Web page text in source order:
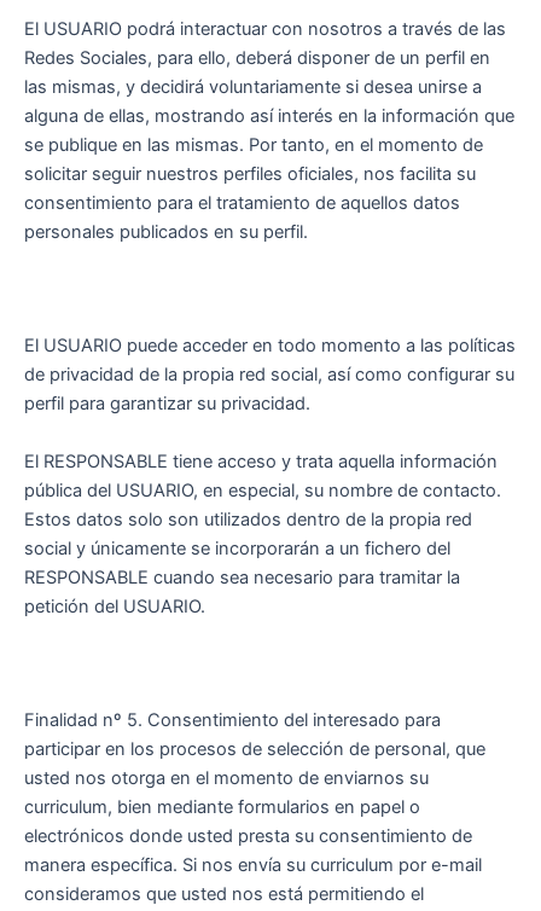
El USUARIO podrá interactuar con nosotros a través de las
Redes Sociales, para ello, deberá disponer de un perfil en
las mismas, y decidirá voluntariamente si desea unirse a
alguna de ellas, mostrando así interés en la información que
se publique en las mismas. Por tanto, en el momento de
solicitar seguir nuestros perfiles oficiales, nos facilita su
consentimiento para el tratamiento de aquellos datos
personales publicados en su perfil.
El USUARIO puede acceder en todo momento a las políticas
de privacidad de la propia red social, así como configurar su
perfil para garantizar su privacidad.
El RESPONSABLE tiene acceso y trata aquella información
pública del USUARIO, en especial, su nombre de contacto.
Estos datos solo son utilizados dentro de la propia red
social y únicamente se incorporarán a un fichero del
RESPONSABLE cuando sea necesario para tramitar la
petición del USUARIO.
Finalidad nº 5. Consentimiento del interesado para
participar en los procesos de selección de personal, que
usted nos otorga en el momento de enviarnos su
curriculum, bien mediante formularios en papel o
electrónicos donde usted presta su consentimiento de
manera específica. Si nos envía su curriculum por e-mail
consideramos que usted nos está permitiendo el